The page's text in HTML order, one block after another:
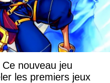
nouveau jeu
les premiers jeux